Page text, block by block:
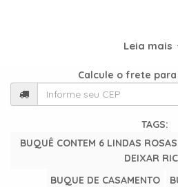
Envie-
nos
Leia mais
Calcule o frete
TAGS:
BUQUÊ CONTEM 6 LINDAS
DEIXAR
BUQUE DE CASAMENTO